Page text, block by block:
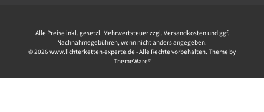
Alle Preise inkl. gesetzl. Mehrwertsteuer zzgl. Versandkostenund ggf.
Nachnahmegebühren, wenn nicht anders angegeben.
© 2026 www.lichterketten-experte.de - Alle Rechte vorbehalten. Theme by
ThemeWare®